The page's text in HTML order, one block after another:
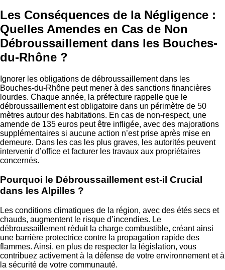
Les Conséquences de la Négligence :
Quelles Amendes en Cas de Non
Débroussaillement dans les Bouches-
du-Rhône ?
Ignorer les obligations de débroussaillement dans les
Bouches-du-Rhône peut mener à des sanctions financières
lourdes. Chaque année, la préfecture rappelle que le
débroussaillement est obligatoire dans un périmètre de 50
mètres autour des habitations. En cas de non-respect, une
amende de 135 euros peut être infligée, avec des majorations
supplémentaires si aucune action n’est prise après mise en
demeure. Dans les cas les plus graves, les autorités peuvent
intervenir d’office et facturer les travaux aux propriétaires
concernés.
Pourquoi le Débroussaillement est-il Crucial
dans les Alpilles ?
Les conditions climatiques de la région, avec des étés secs et
chauds, augmentent le risque d’incendies. Le
débroussaillement réduit la charge combustible, créant ainsi
une barrière protectrice contre la propagation rapide des
flammes. Ainsi, en plus de respecter la législation, vous
contribuez activement à la défense de votre environnement et à
la sécurité de votre communauté.